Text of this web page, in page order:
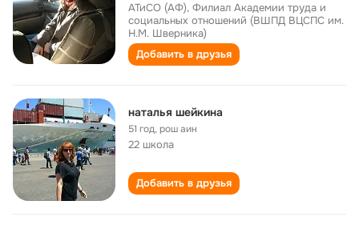
АТиСО (АФ), Филиал Академии труда и
социальных отношений (ВШПД ВЦСПС им.
Н.М. Шверника)
Добавить в друзья
наталья шейкина
51 год,рош аин
22 школа
Добавить в друзья